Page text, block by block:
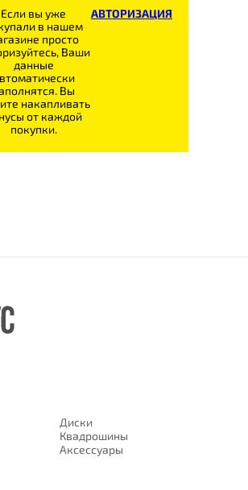
Если вы уже
в нашем
просто
Ваши
данные
Вы
накапливать
от каждой
покупки.
АВТОРИЗАЦИЯ
Диски
Квадрошины
Аксессуары